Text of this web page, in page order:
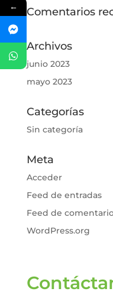
Comentarios
Archivos
junio 2023
mayo 2023
Categorías
Sin categoría
Meta
Acceder
Feed de entradas
Feed de
WordPress.org
←